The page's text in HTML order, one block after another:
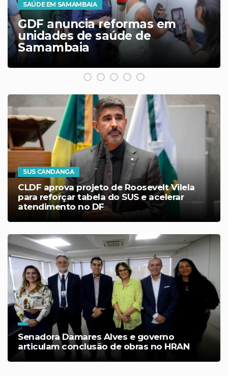
ENFERMEIRA GANHA FOR
Enfermeira Eliane Souza recebe
apoio na CLDF e avança para
assumir presidência do IGESDF
SUS CANDANGA
CLDF aprova projeto de Roosevelt Vilela
para reforçar tabela do SUS e acelerar
atendimento no DF
Senadora Damares Alves e governo
articulam conclusão de obras no HRAN